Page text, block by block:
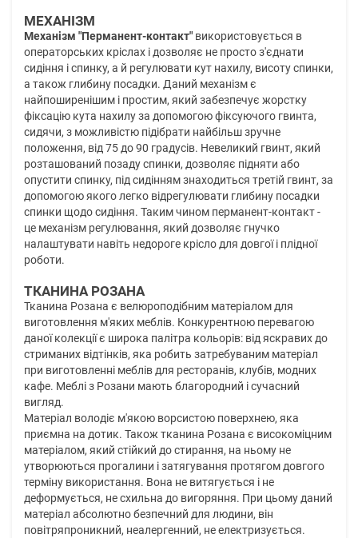
МЕХАНІЗМ
Механізм "Перманент-контакт" використовується в
операторських кріслах і дозволяє не просто з'єднати
сидіння і спинку, а й регулювати кут нахилу, висоту спинки,
а також глибину посадки. Даний механізм є
найпоширенішим і простим, який забезпечує жорстку
фіксацію кута нахилу за допомогою фіксуючого гвинта,
сидячи, з можливістю підібрати найбільш зручне
положення, від 75 до 90 градусів. Невеликий гвинт, який
розташований позаду спинки, дозволяє підняти або
опустити спинку, під сидінням знаходиться третій гвинт, за
допомогою якого легко відрегулювати глибину посадки
спинки щодо сидіння. Таким чином перманент-контакт -
це механізм регулювання, який дозволяє гнучко
налаштувати навіть недороге крісло для довгої і плідної
роботи.
ТКАНИНА РОЗАНА
Тканина Розана є велюроподібним матеріалом для
виготовлення м'яких меблів. Конкурентною перевагою
даної колекції є широка палітра кольорів: від яскравих до
стриманих відтінків, яка робить затребуваним матеріал
при виготовленні меблів для ресторанів, клубів, модних
кафе. Меблі з Розани мають благородний і сучасний
вигляд.
Матеріал володіє м'якою ворсистою поверхнею, яка
приємна на дотик. Також тканина Розана є високоміцним
матеріалом, який стійкий до стирання, на ньому не
утворюються прогалини і затягування протягом довгого
терміну використання. Вона не витягується і не
деформується, не схильна до вигоряння. При цьому даний
матеріал абсолютно безпечний для людини, він
повітряпроникний, неалергенний, не електризується.